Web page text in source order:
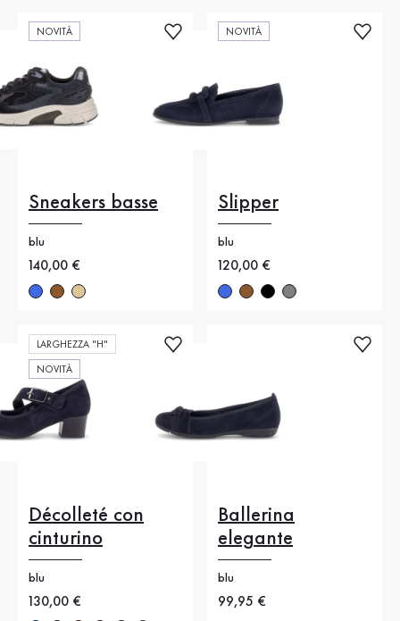
NOVITÀ
Sneakers basse
blu
Nuovo prezzo
140,00 €
NOVITÀ
Slipper
blu
Nuovo prezzo
120,00 €
LARGHEZZA "H"
NOVITÀ
Décolleté con
cinturino
blu
Nuovo prezzo
130,00 €
Ballerina
elegante
blu
Nuovo prezzo
99,95 €